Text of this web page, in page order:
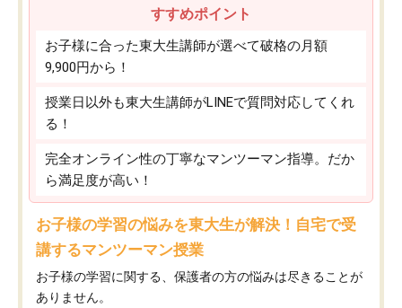
すすめポイント
お子様に合った東大生講師が選べて破格の月額
9,900円から！
授業日以外も東大生講師がLINEで質問対応してくれ
る！
完全オンライン性の丁寧なマンツーマン指導。だか
ら満足度が高い！
お子様の学習の悩みを東大生が解決！自宅で受
講するマンツーマン授業
お子様の学習に関する、保護者の方の悩みは尽きることが
ありません。